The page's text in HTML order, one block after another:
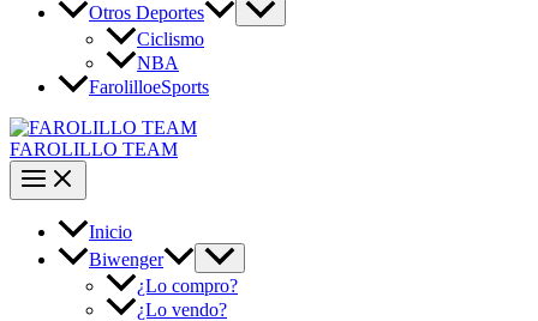
Otros Deportes
Ciclismo
NBA
FarolilloeSports
FAROLILLO TEAM
Inicio
Biwenger
¿Lo compro?
¿Lo vendo?